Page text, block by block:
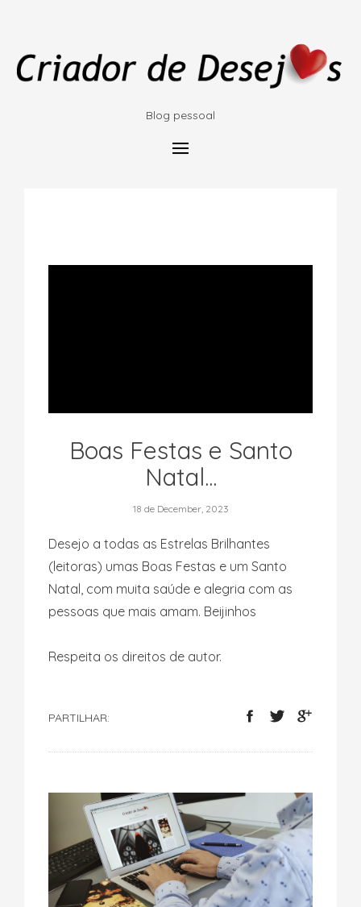
Blog pessoal
Boas Festas e Santo
Natal...
18 de December, 2023
Desejo a todas as Estrelas Brilhantes
(leitoras) umas Boas Festas e um Santo
Natal, com muita saúde e alegria com as
pessoas que mais amam. Beijinhos
Respeita os direitos de autor.
PARTILHAR: